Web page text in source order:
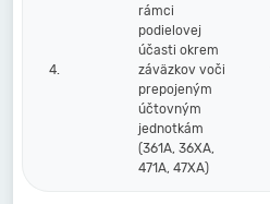
4.
rámci
podielovej
účasti okrem
záväzkov voči
prepojeným
účtovným
jednotkám
(361A, 36XA,
471A, 47XA)